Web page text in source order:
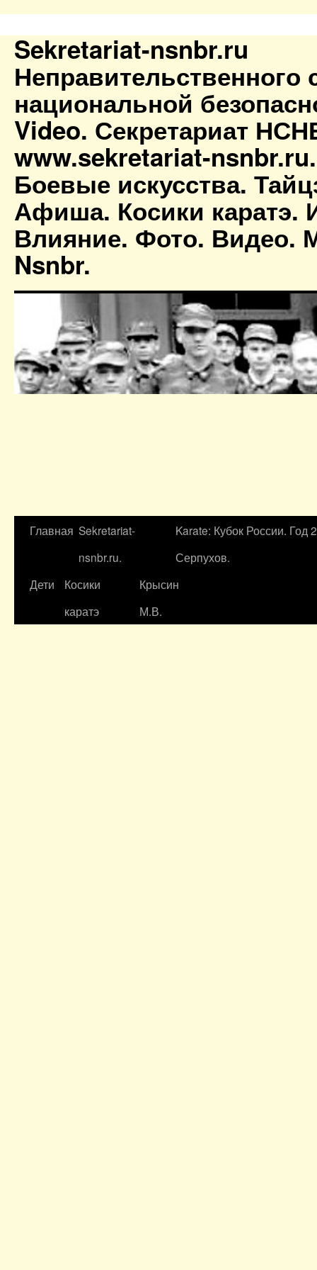
Sekretariat-nsnbr.ru
Неправительственного
национальной
Video. Секретариат
www.sekretariat-
Боевые искусства.
Афиша. Косики каратэ.
Влияние. Фото. Видео.
Nsnbr.
Главная Sekretariat-
nsnbr.ru.
Karate: Кубок России. Год
Серпухов.
Дети
Косики
каратэ
Крысин
М.В.